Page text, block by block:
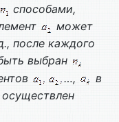
способами,
может
после каждого
выбран
…,
в